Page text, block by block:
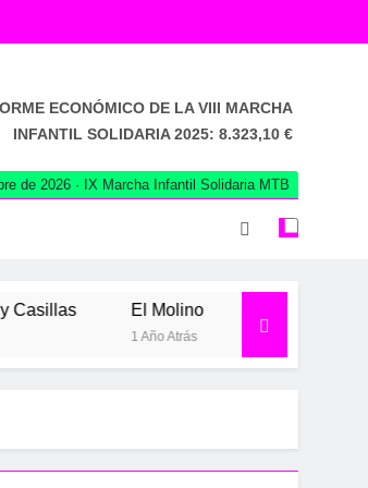
ECONÓMICO DE LA VIII MARCHA
INFANTIL SOLIDARIA 2025: 8.323,10 €
de 2026 · IX Marcha Infantil Solidaria MTB
El Molino
1 Año Atrás 1 Año Atrás